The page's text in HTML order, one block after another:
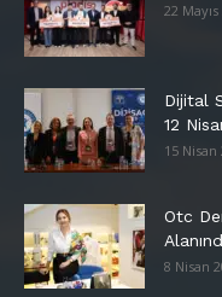
22
Dijital
12
15 Nisan
Otc
8 Nisan